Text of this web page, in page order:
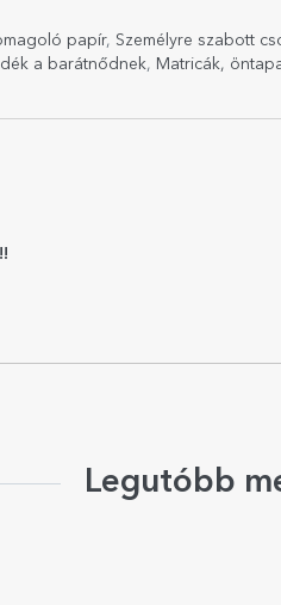
papír, Személyre szabott
a barátnődnek, Matricák,
Legutóbb